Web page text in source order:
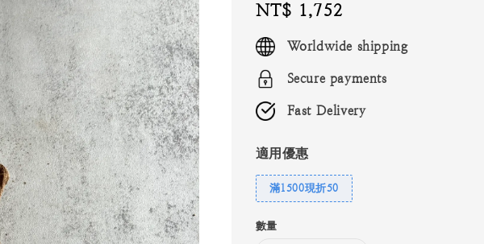
Regular
price
NT$ 1,752
Worldwide shipping
Secure payments
Fast Delivery
適用優惠
滿1500現折50
數量